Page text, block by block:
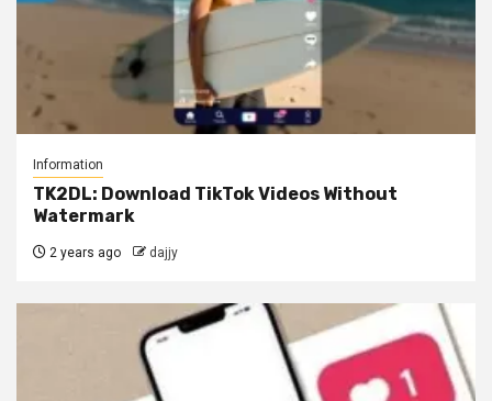
Information
TK2DL: Download TikTok Videos Without
Watermark
2 years ago dajjy